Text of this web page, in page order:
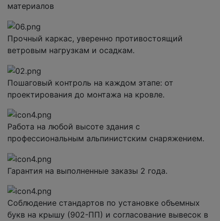
материалов
Прочный каркас, уверенно противостоящий
ветровым нагрузкам и осадкам.
Пошаговый контроль на каждом этапе: от
проектирования до монтажа на кровле.
Работа на любой высоте здания с
профессиональным альпинистским снаряжением.
Гарантия на выполненные заказы 2 года.
Соблюдение стандартов по установке объемных
букв на крышу (902-ПП) и согласование вывесок в